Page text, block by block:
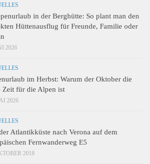
in der Berghütte: So plant man den
Hüttenausflug für Freunde, Familie oder
2026
im Herbst: Warum der Oktober die
Zeit für die Alpen ist
2026
Atlantikküste nach Verona auf dem
Fernwanderweg E5
2018